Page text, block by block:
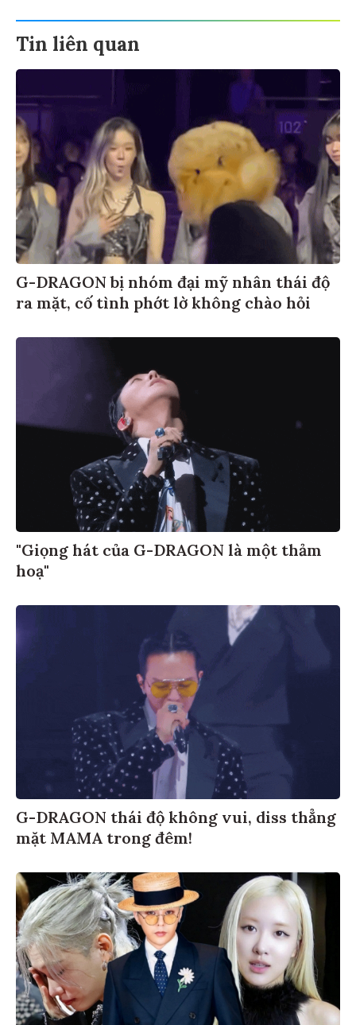
Tin liên quan
G-DRAGON bị nhóm đại mỹ nhân thái độ
ra mặt, cố tình phớt lờ không chào hỏi
"Giọng hát của G-DRAGON là một thảm
hoạ"
G-DRAGON thái độ không vui, diss thẳng
mặt MAMA trong đêm!